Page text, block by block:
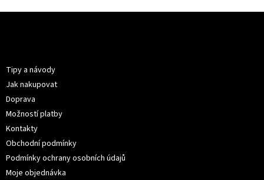
Tipy a návody
Jak nakupovat
Doprava
Možností platby
Kontakty
Obchodní podmínky
Podmínky ochrany osobních údajů
Moje objednávka